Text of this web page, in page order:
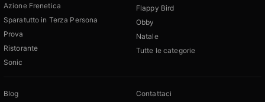
Azione Frenetica
Sparatutto in Terza Persona
Prova
Ristorante
Sonic
Flappy Bird
Obby
Natale
Tutte le categorie
Blog
Contattaci